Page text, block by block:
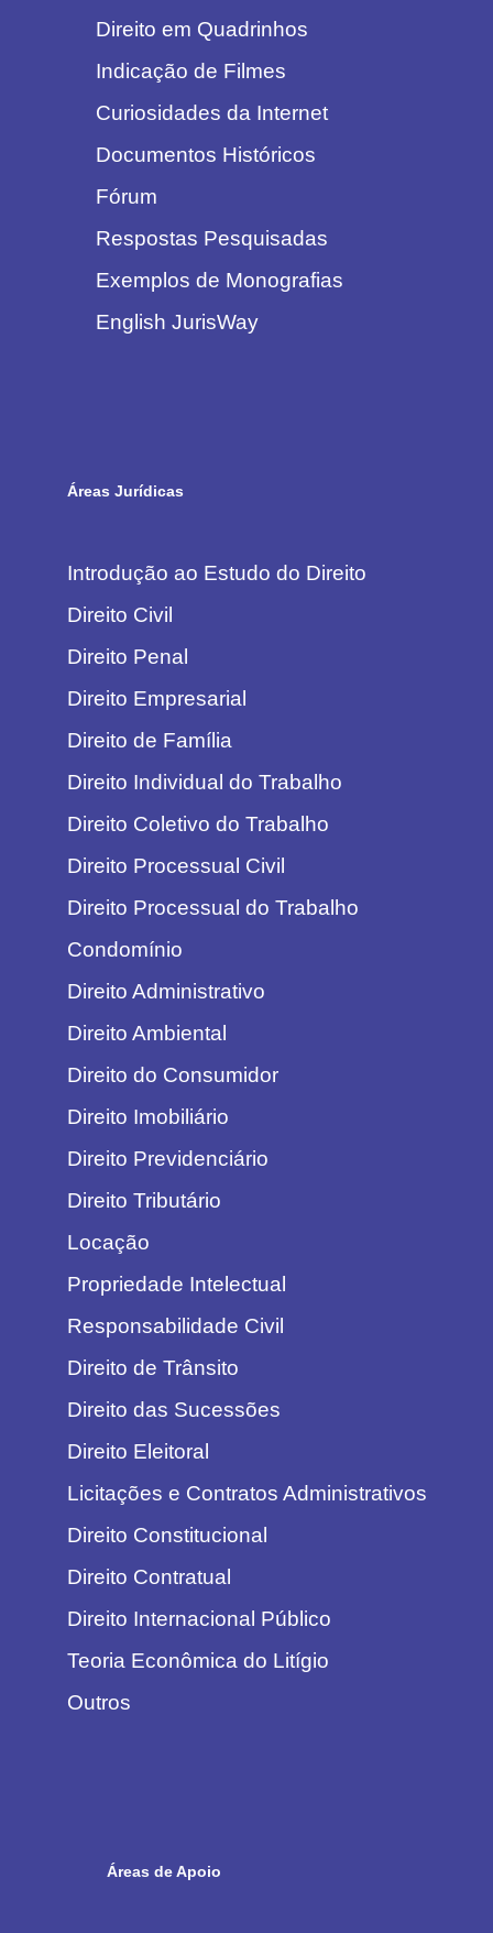
Direito em Quadrinhos
Indicação de Filmes
Curiosidades da Internet
Documentos Históricos
Fórum
Respostas Pesquisadas
Exemplos de Monografias
English JurisWay
Áreas Jurídicas
Introdução ao Estudo do Direito
Direito Civil
Direito Penal
Direito Empresarial
Direito de Família
Direito Individual do Trabalho
Direito Coletivo do Trabalho
Direito Processual Civil
Direito Processual do Trabalho
Condomínio
Direito Administrativo
Direito Ambiental
Direito do Consumidor
Direito Imobiliário
Direito Previdenciário
Direito Tributário
Locação
Propriedade Intelectual
Responsabilidade Civil
Direito de Trânsito
Direito das Sucessões
Direito Eleitoral
Licitações e Contratos Administrativos
Direito Constitucional
Direito Contratual
Direito Internacional Público
Teoria Econômica do Litígio
Outros
Áreas de Apoio